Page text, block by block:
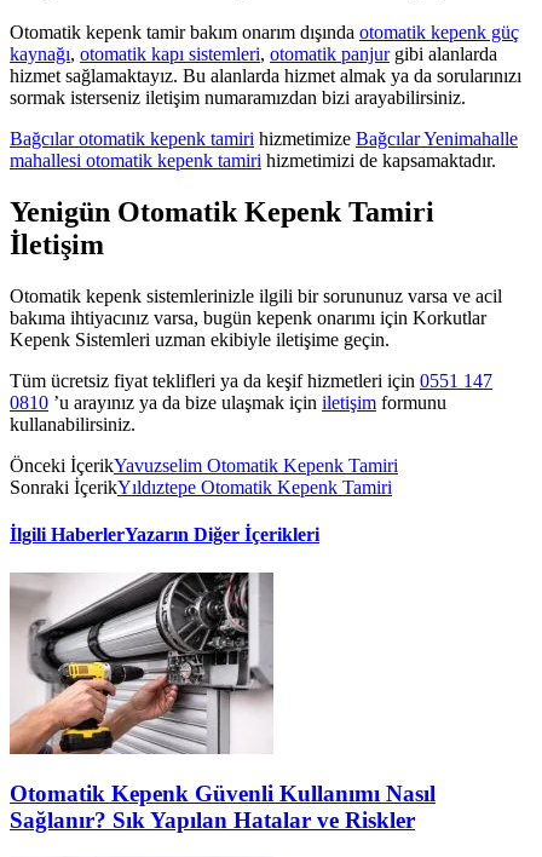
Otomatik kepenk tamir bakım onarım dışında otomatik kepenk güç
kaynağı, otomatik kapı sistemleri, otomatik panjurgibi alanlarda
hizmet sağlamaktayız. Bu alanlarda hizmet almak ya da sorularınızı
sormak isterseniz iletişim numaramızdan bizi arayabilirsiniz.
Bağcılar otomatik kepenk tamiri hizmetimize Bağcılar Yenimahalle
mahallesi otomatik kepenk tamiri hizmetimizi de kapsamaktadır.
Yenigün Otomatik Kepenk Tamiri
İletişim
Otomatik kepenk sistemlerinizle ilgili bir sorununuz varsa ve acil
bakıma ihtiyacınız varsa, bugün kepenk onarımı için Korkutlar
Kepenk Sistemleri uzman ekibiyle iletişime geçin.
Tüm ücretsiz fiyat teklifleri ya da keşif hizmetleri için 0551 147
0810 ’u arayınız ya da bize ulaşmak için iletişim formunu
kullanabilirsiniz.
Önceki İçerikYavuzselim Otomatik Kepenk Tamiri
Sonraki İçerikYıldıztepe Otomatik Kepenk Tamiri
İlgili HaberlerYazarın Diğer İçerikleri
Otomatik Kepenk Güvenli Kullanımı Nasıl
Sağlanır? Sık Yapılan Hatalar ve Riskler